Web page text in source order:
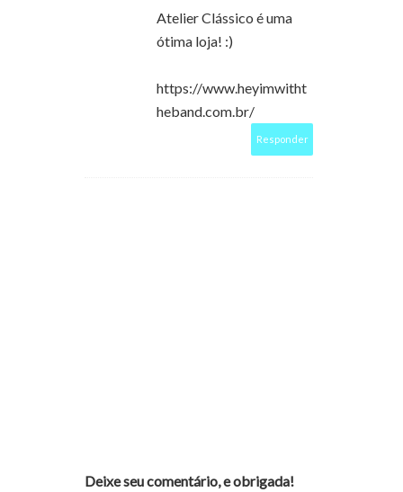
Atelier Clássico é uma
ótima loja! :)
https://www.heyimwitht
heband.com.br/
Responder
Deixe seu comentário, e obrigada!